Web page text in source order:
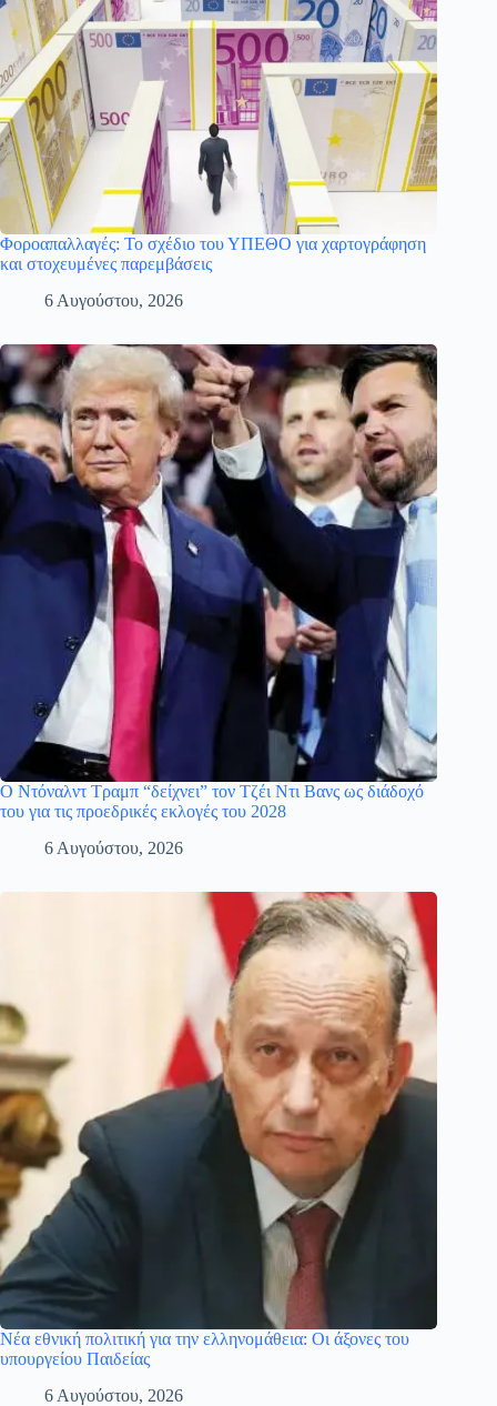
Φοροαπαλλαγές: Το σχέδιο του ΥΠΕΘΟ για χαρτογράφηση
και στοχευμένες παρεμβάσεις
6 Αυγούστου, 2026
Ο Ντόναλντ Τραμπ “δείχνει” τον Τζέι Ντι Βανς ως διάδοχό
του για τις προεδρικές εκλογές του 2028
6 Αυγούστου, 2026
Νέα εθνική πολιτική για την ελληνομάθεια: Οι άξονες του
υπουργείου Παιδείας
6 Αυγούστου, 2026